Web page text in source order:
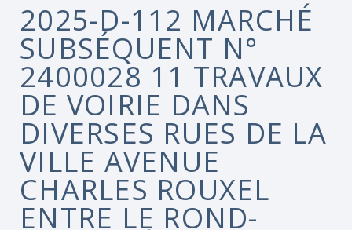
2025-D-112 MARCHÉ
SUBSÉQUENT N°
2400028 11 TRAVAUX
DE VOIRIE DANS
DIVERSES RUES DE LA
VILLE AVENUE
CHARLES ROUXEL
ENTRE LE ROND-